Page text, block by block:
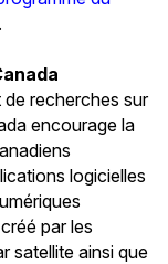
de recherches sur
encourage la
logicielles
par les
satellite ainsi que